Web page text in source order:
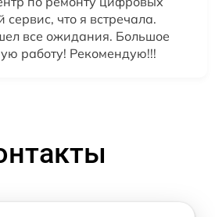
что я встречала.
все ожидания. Большое
работу! Рекомендую!!!